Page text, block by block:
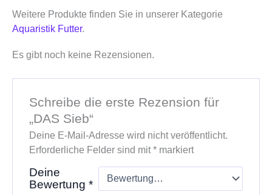
Weitere Produkte finden Sie in unserer Kategorie
Aquaristik Futter.
Es gibt noch keine Rezensionen.
Schreibe die erste Rezension für
„DAS Sieb“
Deine E-Mail-Adresse wird nicht veröffentlicht.
Erforderliche Felder sind mit*markiert
Deine
Bewertung *